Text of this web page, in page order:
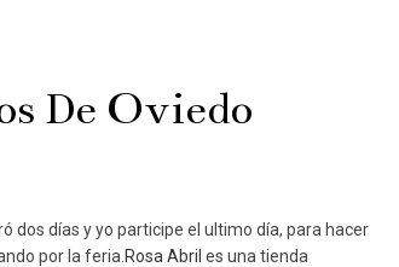
De Oviedo
dos días y yo participe el ultimo día, para hacer
por la feria. Rosa Abril es una tienda